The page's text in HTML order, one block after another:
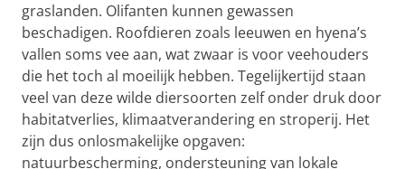
graslanden. Olifanten kunnen gewassen
beschadigen. Roofdieren zoals leeuwen en hyena’s
vallen soms vee aan, wat zwaar is voor veehouders
die het toch al moeilijk hebben. Tegelijkertijd staan
veel van deze wilde diersoorten zelf onder druk door
habitatverlies, klimaatverandering en stroperij. Het
zijn dus onlosmakelijke opgaven:
natuurbescherming, ondersteuning van lokale